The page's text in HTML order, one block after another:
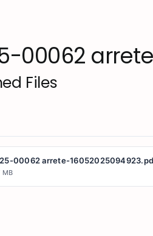
00062
Files
25-00062 arrete-
MB